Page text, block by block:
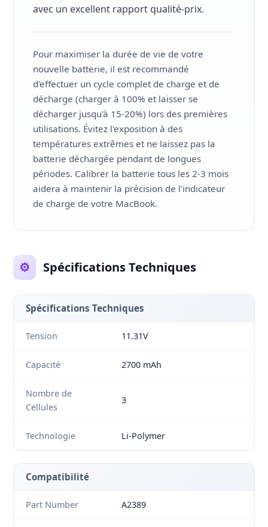
avec un excellent rapport qualité-prix.
Pour maximiser la durée de vie de votre
nouvelle batterie, il est recommandé
d'effectuer un cycle complet de charge et de
décharge (charger à 100% et laisser se
décharger jusqu'à 15-20%) lors des premières
utilisations. Évitez l'exposition à des
températures extrêmes et ne laissez pas la
batterie déchargée pendant de longues
périodes. Calibrer la batterie tous les 2-3 mois
aidera à maintenir la précision de l'indicateur
de charge de votre MacBook.
⚙️ Spécifications Techniques
Spécifications Techniques
Tension 11.31V
Capacité 2700 mAh
Nombre de
Cellules
3
Technologie Li-Polymer
Compatibilité
Part Number A2389